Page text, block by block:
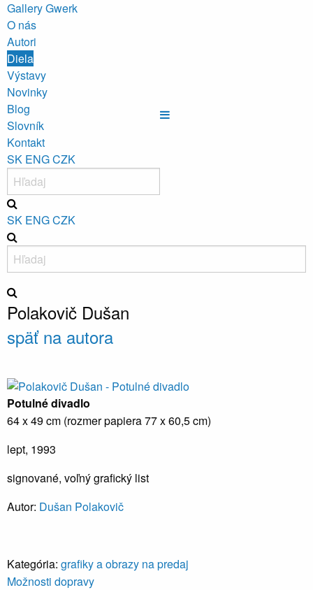
Gallery Gwerk
O nás
Autori
Diela
Výstavy
Novinky
Blog
Slovník
Kontakt
SK ENGCZK
SK ENGCZK
Polakovič Dušan
späť na autora
Potulné divadlo
64 x 49 cm (rozmer papiera 77 x 60,5 cm)
lept, 1993
signované, voľný grafický list
Autor: Dušan Polakovič
Kategória: grafiky a obrazy na predaj
Možnosti dopravy